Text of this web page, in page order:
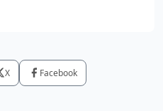
X Facebook